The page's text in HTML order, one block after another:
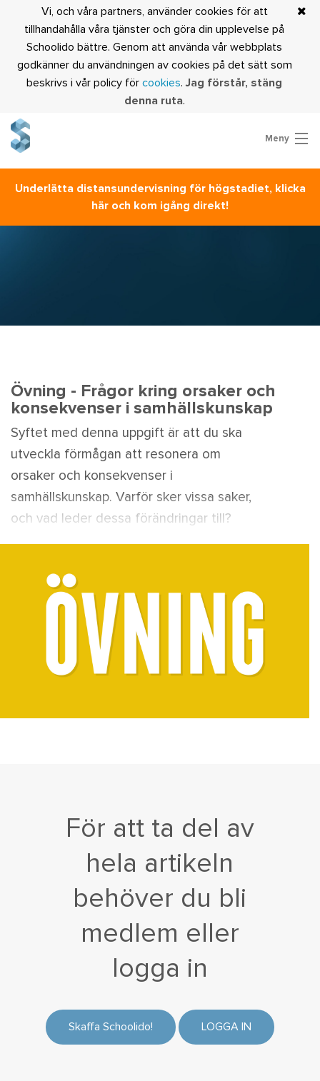
Vi, och våra partners, använder cookies för att
tillhandahålla våra tjänster och göra din upplevelse på
Schoolido bättre. Genom att använda vår webbplats
godkänner du användningen av cookies på det sätt som
beskrivs i vår policy för cookies. Jag förstår, stäng
denna ruta.
Meny
Är du lärare?
Underlätta distansundervisning för högstadiet, klicka
här och kom igång direkt!
Övning - Frågor kring orsaker och
konsekvenser i samhällskunskap
Syftet med denna uppgift är att du ska
utveckla förmågan att resonera om
orsaker och konsekvenser i
samhällskunskap. Varför sker vissa saker,
och vad leder dessa förändringar till?
För att ta del av
hela artikeln
behöver du bli
medlem eller
logga in
Skaffa Schoolido! LOGGA IN